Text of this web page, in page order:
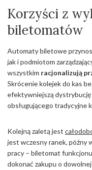
Korzyści z
biletomatów
Automaty biletowe
jak i podmiotom
wszystkim racjonalizują
Skrócenie kolejek do kas
efektywniejszą
obsługującego tradycyjne
Kolejną zaletą jest
jest wczesny ranek, późny
pracy – biletomat
dokonać zakupu o